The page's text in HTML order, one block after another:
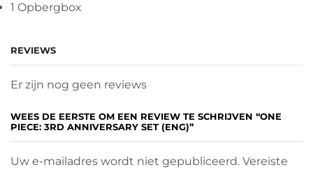
1 Opbergbox
REVIEWS
Er zijn nog geen reviews
WEES DE EERSTE OM EEN REVIEW TE SCHRIJVEN “ONE
PIECE: 3RD ANNIVERSARY SET (ENG)”
Uw e-mailadres wordt niet gepubliceerd. Vereiste